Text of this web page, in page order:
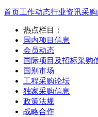
首页工作动态行业资讯采
热点栏目：
国内项目信息
会员动态
国际项目及招标采购
国别市场
工程采购论坛
独家采购信息
政策法规
战略合作